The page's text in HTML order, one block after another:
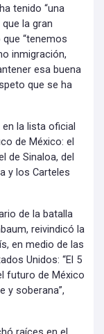
tenido “una
la gran
“tenemos
inmigración,
esa buena
que se ha
la lista oficial
de México: el
de Sinaloa, del
y los Carteles
de la batalla
reivindicó la
en medio de las
Unidos: “El 5
futuro de México
y soberana”,